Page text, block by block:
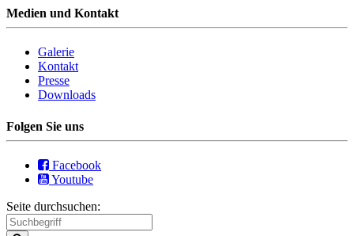
Medien und Kontakt
Galerie
Kontakt
Presse
Downloads
Folgen Sie uns
Facebook
Youtube
Seite durchsuchen: